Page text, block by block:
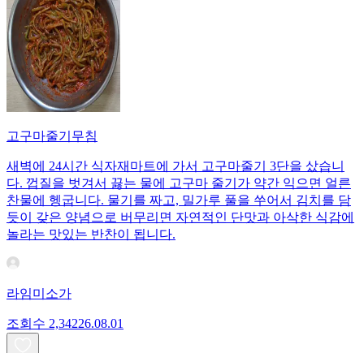
고구마줄기무침
새벽에 24시간 식자재마트에 가서 고구마줄기 3단을 샀습니
다. 껍질을 벗겨서 끓는 물에 고구마 줄기가 약간 익으면 얼른
찬물에 헹굽니다. 물기를 짜고, 밀가루 풀을 쑤어서 김치를 담
듯이 갖은 양념으로 버무리면 자연적인 단맛과 아삭한 식감에
놀라는 맛있는 반찬이 됩니다.
라임미소가
조회수 2,34226.08.01